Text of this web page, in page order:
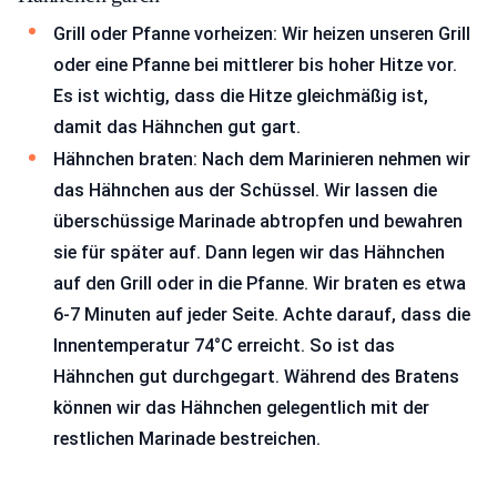
Grill oder Pfanne vorheizen: Wir heizen unseren Grill
oder eine Pfanne bei mittlerer bis hoher Hitze vor.
Es ist wichtig, dass die Hitze gleichmäßig ist,
damit das Hähnchen gut gart.
Hähnchen braten: Nach dem Marinieren nehmen wir
das Hähnchen aus der Schüssel. Wir lassen die
überschüssige Marinade abtropfen und bewahren
sie für später auf. Dann legen wir das Hähnchen
auf den Grill oder in die Pfanne. Wir braten es etwa
6-7 Minuten auf jeder Seite. Achte darauf, dass die
Innentemperatur 74°C erreicht. So ist das
Hähnchen gut durchgegart. Während des Bratens
können wir das Hähnchen gelegentlich mit der
restlichen Marinade bestreichen.